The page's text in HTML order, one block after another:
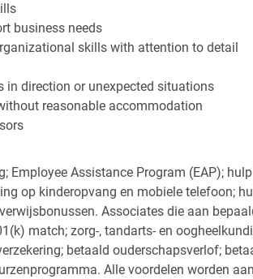
business needs
skills with attention to detail
in direction or unexpected situations
reasonable accommodation
Employee Assistance Program (EAP);
op kinderopvang en mobiele telefoon;
Associates die aan
match; zorg-, tandarts- en
betaald ouderschapsverlof;
Alle voordelen worden